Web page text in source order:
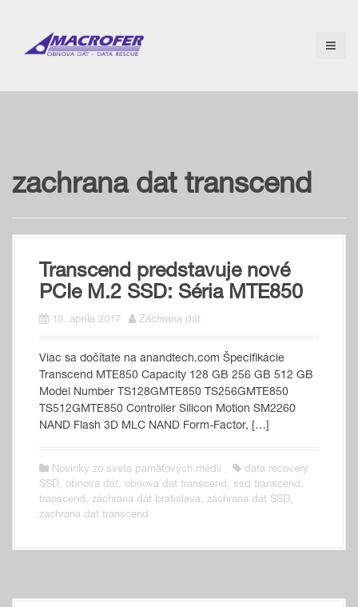
o
zachrana dat transcend
Transcend predstavuje nové
PCIe M.2 SSD: Séria MTE850
10. apríla 2017 Záchrana dát
Viac sa dočítate na anandtech.com Špecifikácie
Transcend MTE850 Capacity 128 GB 256 GB 512 GB
Model Number TS128GMTE850 TS256GMTE850
TS512GMTE850 Controller Silicon Motion SM2260
NAND Flash 3D MLC NAND Form-Factor, […]
Novinky zo sveta pamäťových médií
data recovery
SSD, obnova dát, obnova dat transcend, ssd transcend,
transcend, záchrana dát bratislava, záchrana dát SSD,
zachrana dat transcend